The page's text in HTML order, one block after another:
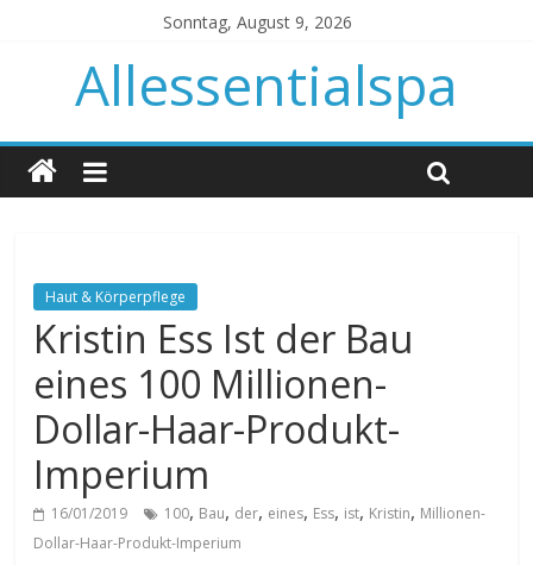
Sonntag, August 9, 2026
Allessentialspa
Haut & Körperpflege
Kristin Ess Ist der Bau
eines 100 Millionen-
Dollar-Haar-Produkt-
Imperium
16/01/2019 100, Bau, der, eines, Ess, ist, Kristin, Millionen-
Dollar-Haar-Produkt-Imperium